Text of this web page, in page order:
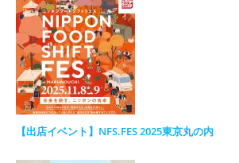
【出店イベント】NFS.FES 2025東京丸の内